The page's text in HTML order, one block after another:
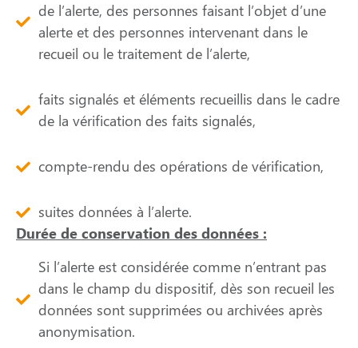
de l’alerte, des personnes faisant l’objet d’une
alerte et des personnes intervenant dans le
recueil ou le traitement de l’alerte,
faits signalés et éléments recueillis dans le cadre
de la vérification des faits signalés,
compte-rendu des opérations de vérification,
suites données à l’alerte.
Durée de conservation des données :
Si l’alerte est considérée comme n’entrant pas
dans le champ du dispositif, dès son recueil les
données sont supprimées ou archivées après
anonymisation.